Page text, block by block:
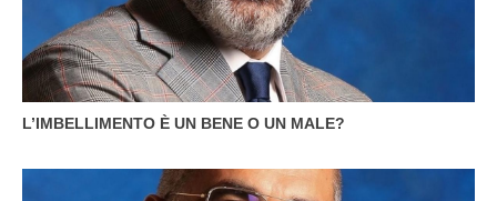
L’IMBELLIMENTO È UN BENE O UN MALE?